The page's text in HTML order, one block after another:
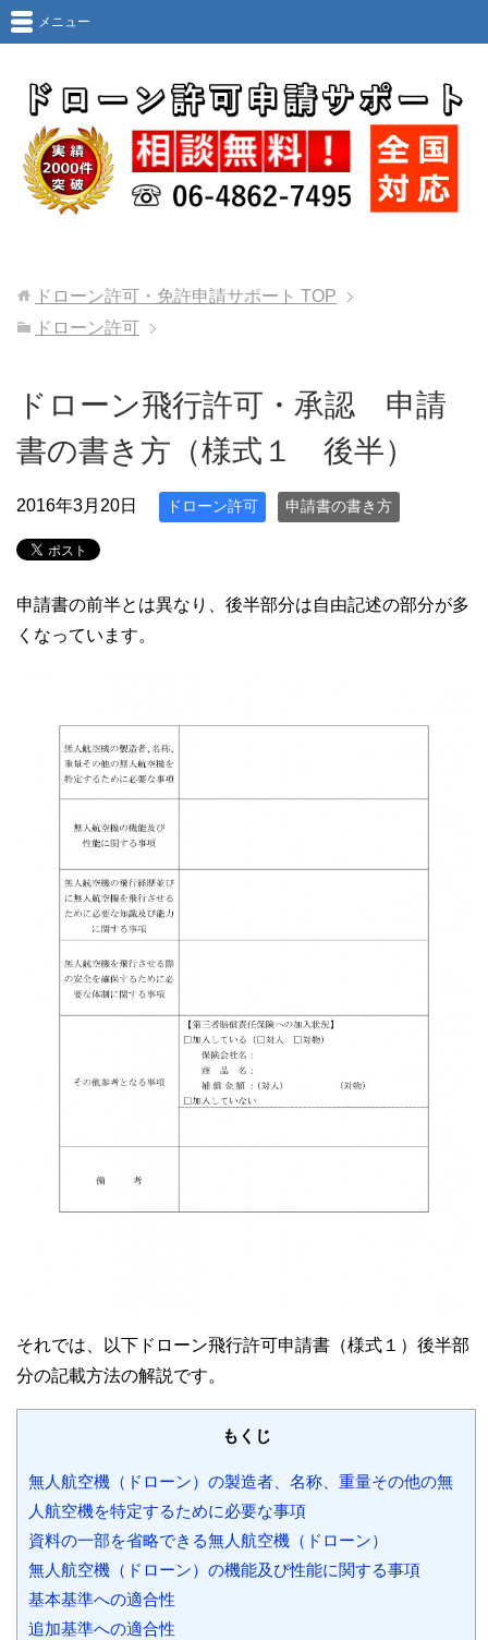
メニュー
ドローン許可・免許申請サポート TOP
ドローン許可
ドローン飛行許可・承認 申請
書の書き方（様式１ 後半）
2016年3月20日 ドローン許可 申請書の書き方
申請書の前半とは異なり、後半部分は自由記述の部分が多
くなっています。
それでは、以下ドローン飛行許可申請書（様式１）後半部
分の記載方法の解説です。
もくじ
無人航空機（ドローン）の製造者、名称、重量その他の無
人航空機を特定するために必要な事項
資料の一部を省略できる無人航空機（ドローン）
無人航空機（ドローン）の機能及び性能に関する事項
基本基準への適合性
追加基準への適合性